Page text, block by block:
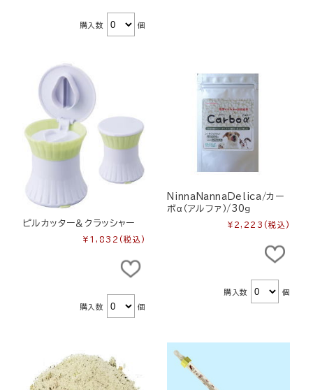
購入数 個
ピルカッター＆クラッシャー
¥1,832 (税込)
購入数 個
NinnaNannaDelica/カー
ボα（アルファ）/30ｇ
¥2,223 (税込)
購入数 個